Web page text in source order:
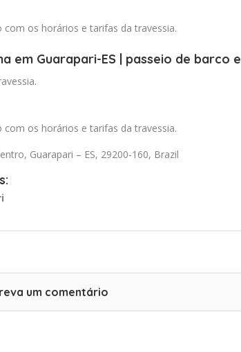
os horários e tarifas da travessia.
em Guarapari-ES | passeio de barco
os horários e tarifas da travessia.
Guarapari – ES, 29200-160, Brazil
um comentário